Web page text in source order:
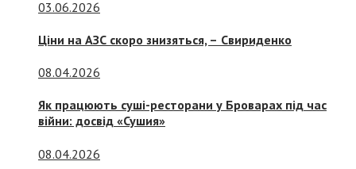
03.06.2026
Ціни на АЗС скоро знизяться, – Свириденко
08.04.2026
Як працюють суші-ресторани у Броварах під час
війни: досвід «Сушия»
08.04.2026